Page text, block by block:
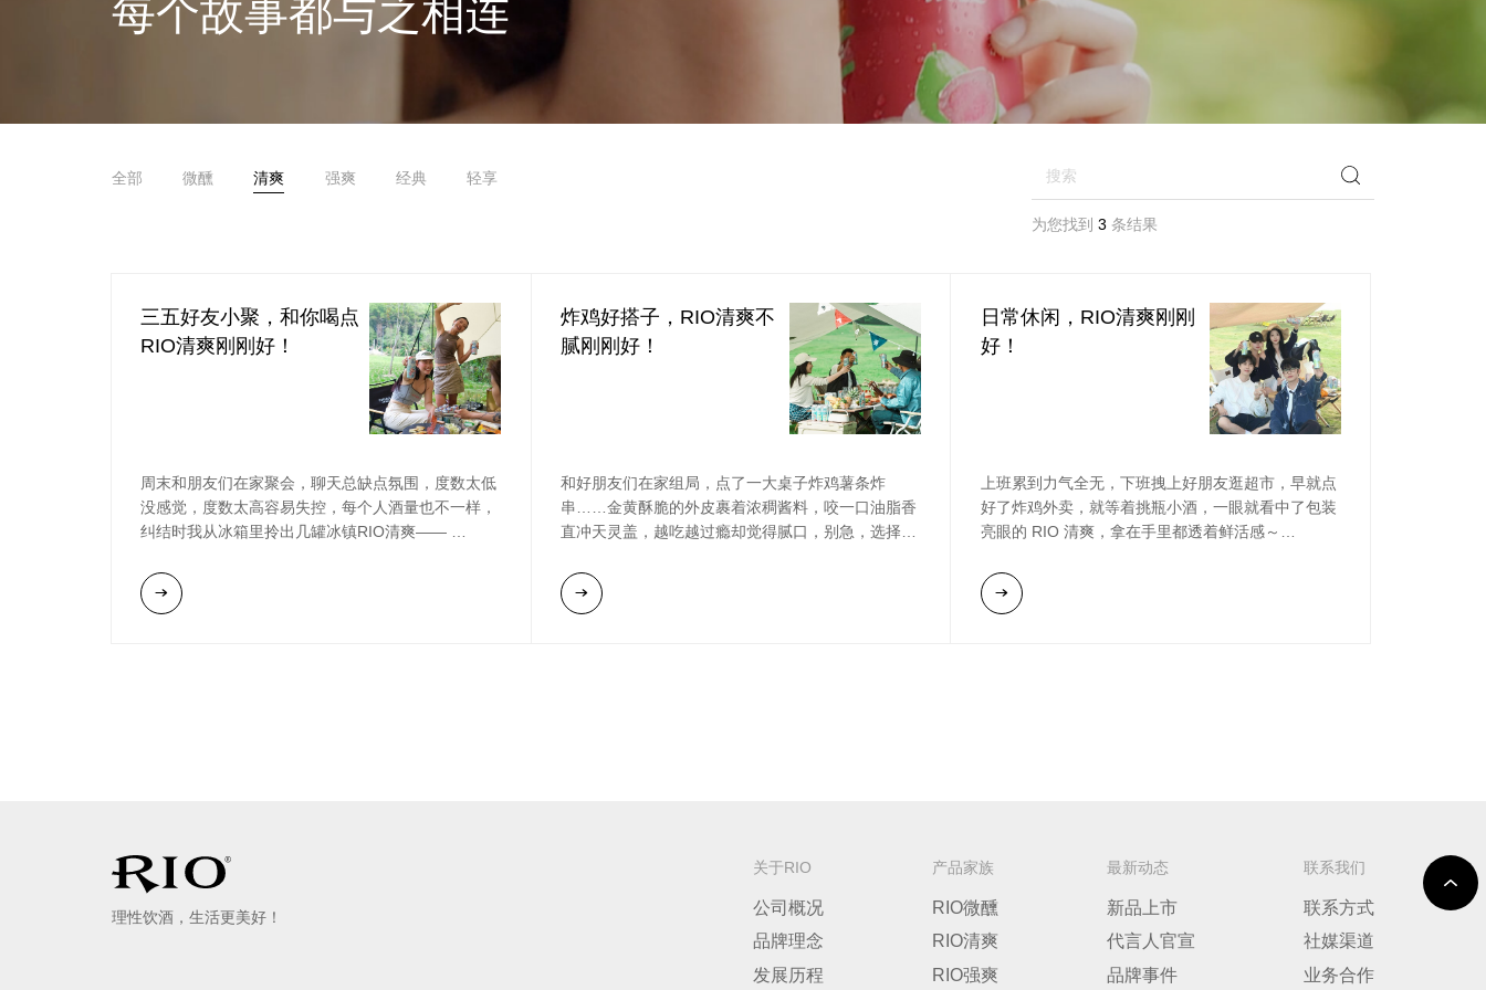
每个故事都与之相连
全部 微醺 清爽 强爽 经典 轻享
为您找到3 条结果
三五好友小聚，和你喝点
RIO清爽刚刚好！
周末和朋友们在家聚会，聊天总缺点氛围，度数太低
没感觉，度数太高容易失控，每个人酒量也不一样，
纠结时我从冰箱里拎出几罐冰镇RIO清爽——
“这才是小聚该喝的！5度刚刚好，聊到兴头时不会因
为喝太猛上头，也不会完全没感觉，果味和酒味融合
炸鸡好搭子，RIO清爽不
腻刚刚好！
和好朋友们在家组局，点了一大桌子炸鸡薯条炸
串……金黄酥脆的外皮裹着浓稠酱料，咬一口油脂香
直冲天灵盖，越吃越过瘾却觉得腻口，别急，选择冰
开罐瞬间，细密气泡“呲”地炸开，阳光玫瑰葡萄味的
日常休闲，RIO清爽刚刚
好！
上班累到力气全无，下班拽上好朋友逛超市，早就点
好了炸鸡外卖，就等着挑瓶小酒，一眼就看中了包装
亮眼的 RIO 清爽，拿在手里都透着鲜活感～
拉开拉环，气泡滋滋往上冒，甜润的荔枝香直接“跳”
出来，5度刚刚好，不冲不烈，果香的清甜混着气泡
理性饮酒，生活更美好！
关于RIO
公司概况
品牌理念
发展历程
产品家族
RIO微醺
RIO清爽
RIO强爽
最新动态
新品上市
代言人官宣
品牌事件
联系我们
联系方式
社媒渠道
业务合作